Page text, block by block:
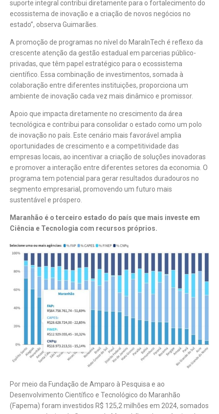
suporte integral contribui diretamente para o fortalecimento do
ecossistema de inovação e a criação de novos negócios no
estado”, observa Guimarães.
A promoção de programas no nível do MaraInTech é reflexo da
crescente atenção da gestão estadual em parcerias público-
privadas, que têm papel estratégico para o ecossistema
científico. Essa combinação de investimentos, somada à
colaboração entre diferentes instituições, proporciona um
ambiente de inovação cada vez mais dinâmico e promissor.
Apoio que impacta diretamente no crescimento da área
tecnológica e contribui para consolidar o estado como um polo
de inovação no país. Este cenário mais favorável amplia
oportunidades de crescimento e a competitividade das
empresas locais, ao incentivar a criação de soluções inovadoras
e promover a interação entre diferentes setores da economia. O
programa tem potencial para gerar resultados duradouros no
segmento empresarial, promovendo um futuro mais
sustentável e próspero.
Maranhão é o terceiro estado do país que mais investe em
Ciência e Tecnologia com recursos próprios.
Por meio da Fundação de Amparo à Pesquisa e ao
Desenvolvimento Científico e Tecnológico do Maranhão
(Fapema) foram investidos R$ 125,2 milhões em 2024, somados